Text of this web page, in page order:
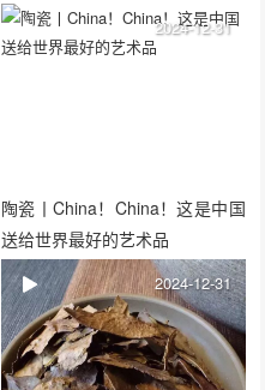
陶瓷丨China！China！这是中国
送给世界最好的艺术品
2024-12-31
2024-12-31